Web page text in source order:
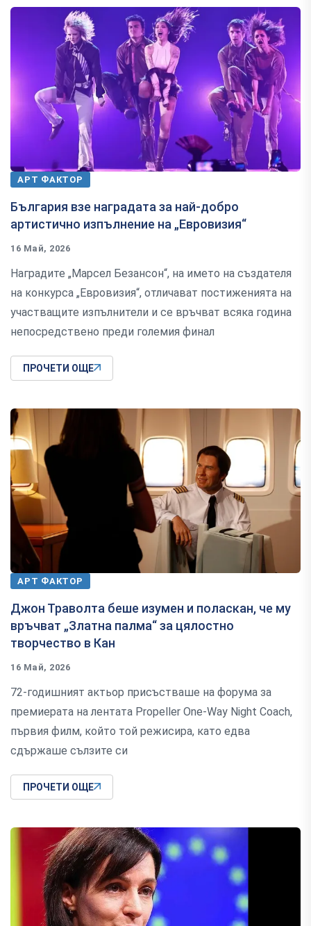
АРТ ФАКТОР
България взе наградата за най-добро
артистично изпълнение на „Евровизия“
16 Май, 2026
Наградите „Марсел Безансон“, на името на създателя
на конкурса „Евровизия“, отличават постиженията на
участващите изпълнители и се връчват всяка година
непосредствено преди големия финал
ПРОЧЕТИ ОЩЕ
АРТ ФАКТОР
Джон Траволта беше изумен и поласкан, че му
връчват „Златна палма“ за цялостно
творчество в Кан
16 Май, 2026
72-годишният актьор присъстваше на форума за
премиерата на лентата Propeller One-Way Night Coach,
първия филм, който той режисира, като едва
сдържаше сълзите си
ПРОЧЕТИ ОЩЕ